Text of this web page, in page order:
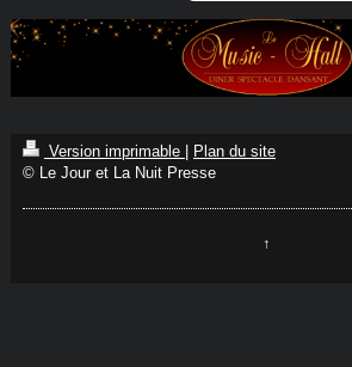
Version imprimable
Plan du site
© Le Jour et La Nuit Presse
↑